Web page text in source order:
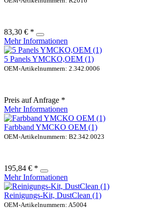
83,30 € *
Mehr Informationen
5 Panels YMCKO,OEM (1)
OEM-Artikelnummern: 2.342.0006
Preis auf Anfrage *
Mehr Informationen
Farbband YMCKO OEM (1)
OEM-Artikelnummern: B2.342.0023
195,84 € *
Mehr Informationen
Reinigungs-Kit, DustClean (1)
OEM-Artikelnummern: A5004